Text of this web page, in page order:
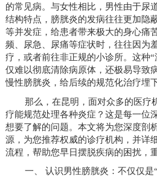
的常见病。与女性相比，男性由于尿
结构特点，膀胱炎的发病往往更加隐
等并发症，给患者带来极大的身心痛
频、尿急、尿痛等症状时，往往因为
疗，或者前往非正规的小诊所。这种
仅难以彻底清除病原体，还极易导致
慢性膀胱炎，给后续的规范化治疗埋
那么，在昆明，面对众多的医疗
疗能规范处理各种炎症？这是每一位
想要了解的问题。本文将为您深度剖
源，为您推荐权威的诊疗机构，并详
流程，帮助您早日摆脱疾病的困扰，
一、 认识男性膀胱炎：不仅仅是